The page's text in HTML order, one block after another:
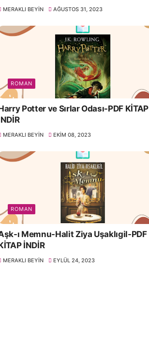
MERAKLI BEYIN AĞUSTOS 31, 2023
ROMAN
Potter ve Sırlar Odası-PDF KİTAP
MERAKLI BEYIN EKIM 08, 2023
ROMAN
ı Memnu-Halit Ziya Uşaklıgil-PDF
İNDİR
MERAKLI BEYIN EYLÜL 24, 2023